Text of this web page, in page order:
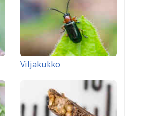
Viljakukko